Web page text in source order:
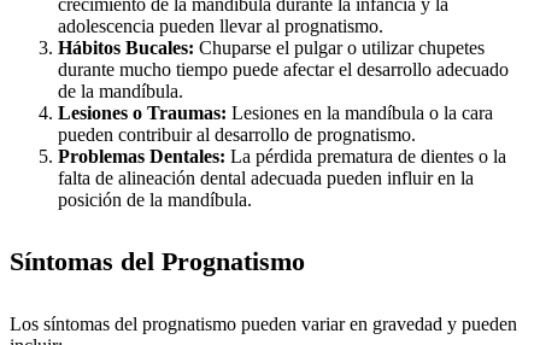
crecimiento de la mandíbula durante la infancia y la
adolescencia pueden llevar al prognatismo.
Hábitos Bucales: Chuparse el pulgar o utilizar chupetes
durante mucho tiempo puede afectar el desarrollo adecuado
de la mandíbula.
Lesiones o Traumas: Lesiones en la mandíbula o la cara
pueden contribuir al desarrollo de prognatismo.
Problemas Dentales: La pérdida prematura de dientes o la
falta de alineación dental adecuada pueden influir en la
posición de la mandíbula.
Síntomas del Prognatismo
Los síntomas del prognatismo pueden variar en gravedad y pueden